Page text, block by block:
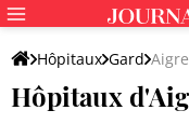
Hôpitaux Gard
Hôpitaux